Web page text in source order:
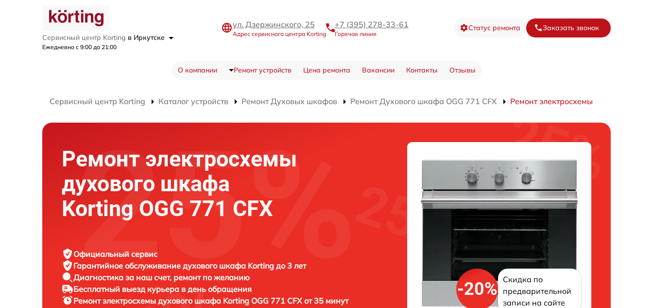
Сервисный центр Korting в Иркутске
Ежедневно с 9:00 до 21:00
ул. Дзержинского, 25
Адрес сервисного центра Korting
+7 (395) 278-33-61
Горячая линия
Статус ремонта Заказать звонок
О компании Ремонт устройств Цена ремонта Вакансии Контакты Отзывы
Сервисный центр Korting Каталог устройств Ремонт Духовых шкафов Ремонт Духового шкафа OGG 771 CFX Ремонт электросхемы
Ремонт электросхемы
духового шкафа
Korting OGG 771 CFX
Официальный сервис
Гарантийное обслуживание духового шкафа Korting до 3 лет
Диагностика за наш счет, ремонт по желанию
Бесплатный выезд курьера в день обращения
Ремонт электросхемы духового шкафа Korting OGG 771 CFX от 35 минут
-20%
Скидка по
предварительной
записи на сайте